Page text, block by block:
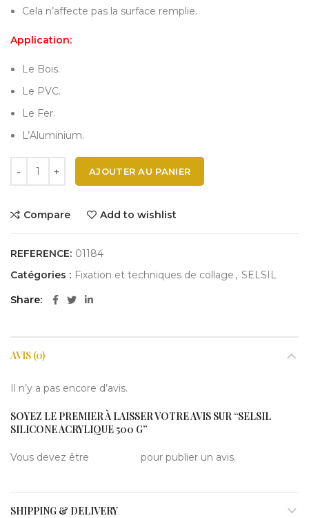
Cela n’affecte pas la surface remplie.
Application:
Le Bois.
Le PVC.
Le Fer.
L’Aluminium.
AJOUTER AU PANIER
Compare Add to wishlist
REFERENCE: 01184
Catégories : Fixation et techniques de collage , SELSIL
Share
AVIS (0)
Il n’y a pas encore d’avis.
SOYEZ LE PREMIER À LAISSER VOTRE AVIS SUR “SELSIL
SILICONE ACRYLIQUE 500 G”
Vous devez être pour publier un avis.
SHIPPING & DELIVERY